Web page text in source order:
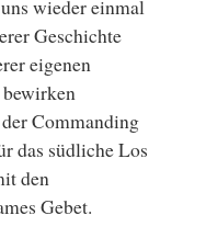
wieder einmal
Geschichte
eigenen
Commanding
das südliche Los
den
Gebet.